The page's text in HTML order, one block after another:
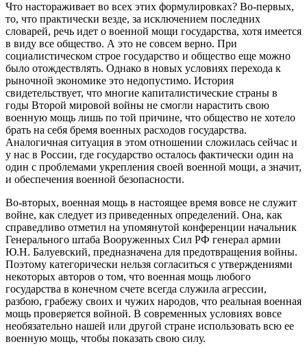
Что настораживает во всех этих формулировках? Во-первых,
то, что практически везде, за исключением последних
словарей, речь идет о военной мощи государства, хотя имеется
в виду все общество. А это не совсем верно. При
социалистическом строе государство и общество еще можно
было отождествлять. Однако в новых условиях перехода к
рыночной экономике это недопустимо. История
свидетельствует, что многие капиталистические страны в
годы Второй мировой войны не смогли нарастить свою
военную мощь лишь по той причине, что общество не хотело
брать на себя бремя военных расходов государства.
Аналогичная ситуация в этом отношении сложилась сейчас и
у нас в России, где государство осталось фактически один на
один с проблемами укрепления своей военной мощи, а значит,
и обеспечения военной безопасности.
Во-вторых, военная мощь в настоящее время вовсе не служит
войне, как следует из приведенных определений. Она, как
справедливо отметил на упомянутой конференции начальник
Генерального штаба Вооруженных Сил РФ генерал армии
Ю.Н. Балуевский, предназначена для предотвращения войны.
Поэтому категорически нельзя согласиться с утверждениями
некоторых авторов о том, что военная мощь любого
государства в конечном счете всегда служила агрессии,
разбою, грабежу своих и чужих народов, что реальная военная
мощь проверяется войной. В современных условиях вовсе
необязательно нашей или другой стране использовать всю ее
военную мощь, чтобы показать свою силу.